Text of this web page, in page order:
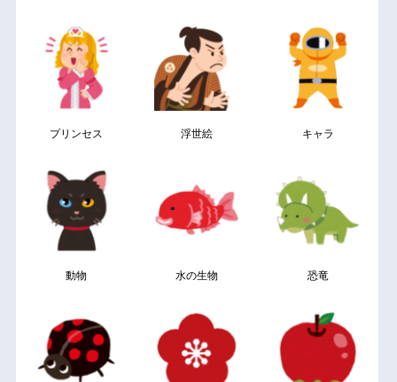
プリンセス 浮世絵 キャラ
動物 水の生物 恐竜